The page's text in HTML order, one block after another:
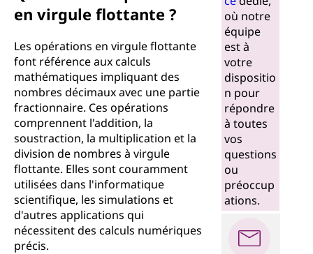
n
en virgule flottante ?
Les opérations en virgule flottante
font référence aux calculs
mathématiques impliquant des
nombres décimaux avec une partie
fractionnaire. Ces opérations
comprennent l'addition, la
soustraction, la multiplication et la
division de nombres à virgule
flottante. Elles sont couramment
utilisées dans l'informatique
scientifique, les simulations et
d'autres applications qui
nécessitent des calculs numériques
précis.
où notre
équipe
est à
votre
dispositio
n pour
répondre
à toutes
vos
questions
ou
préoccup
ations.